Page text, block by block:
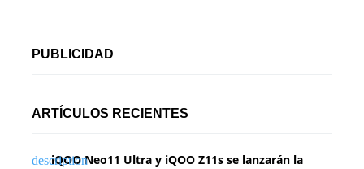
PUBLICIDAD
ARTÍCULOS RECIENTES
iQOO Neo11 Ultra y iQOO Z11s se lanzarán la